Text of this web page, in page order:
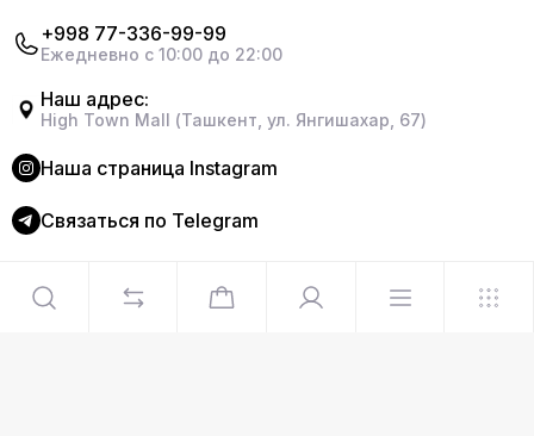
+998 77-336-99-99
Ежедневно с 10:00 до 22:00
Наш адрес:
High Town Mall (Ташкент, ул. Янгишахар, 67)
Наша страница Instagram
Cвязаться по Telegram
©2024 Официальный интернет магазин Delonghi. Все